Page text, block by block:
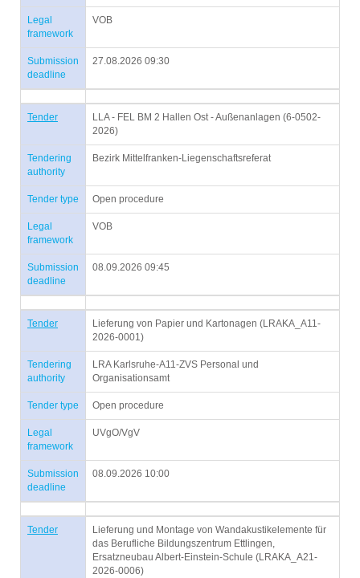
Legal
framework
VOB
Submission
deadline
27.08.2026 09:30
Tender
LLA - FEL BM 2 Hallen Ost - Außenanlagen (6-0502-
2026)
Tendering
authority
Bezirk Mittelfranken-Liegenschaftsreferat
Tender type Open procedure
Legal
framework
VOB
Submission
deadline
08.09.2026 09:45
Tender
Lieferung von Papier und Kartonagen (LRAKA_A11-
2026-0001)
Tendering
authority
LRA Karlsruhe-A11-ZVS Personal und
Organisationsamt
Tender type Open procedure
Legal
framework
UVgO/VgV
Submission
deadline
08.09.2026 10:00
Tender
Lieferung und Montage von Wandakustikelemente für
das Berufliche Bildungszentrum Ettlingen,
Ersatzneubau Albert-Einstein-Schule (LRAKA_A21-
2026-0006)